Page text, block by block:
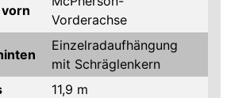
Vorderachse
Einzelradaufhängung
mit Schräglenkern
11,9 m